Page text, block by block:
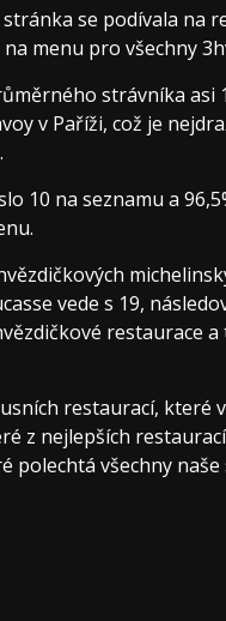
se podívala na
menu pro všechny
strávníka asi
v Paříži, což je
10 na seznamu a
vede s 19,
restaurace
restaurací, které
z nejlepších
všechny naše